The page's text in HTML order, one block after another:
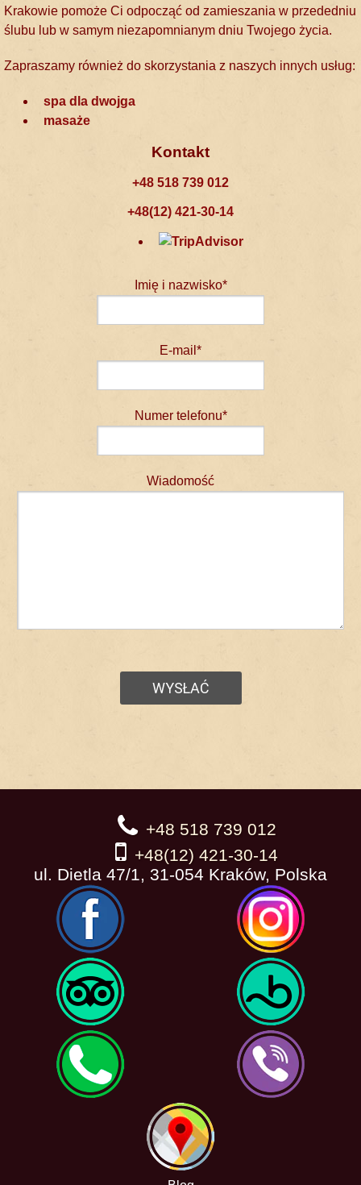
Krakowie pomoże Ci odpocząć od zamieszania w przededniu
ślubu lub w samym niezapomnianym dniu Twojego życia.
Zapraszamy również do skorzystania z naszych innych usług:
spa dla dwojga
masaże
Kontakt
+48 518 739 012
+48(12) 421-30-14
Imię i nazwisko*
E-mail*
Numer telefonu*
Wiadomość
+48 518 739 012
+48(12) 421-30-14
ul. Dietla 47/1, 31-054 Kraków, Polska